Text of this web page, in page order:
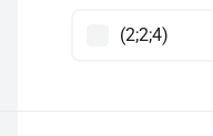
(2;2;4)